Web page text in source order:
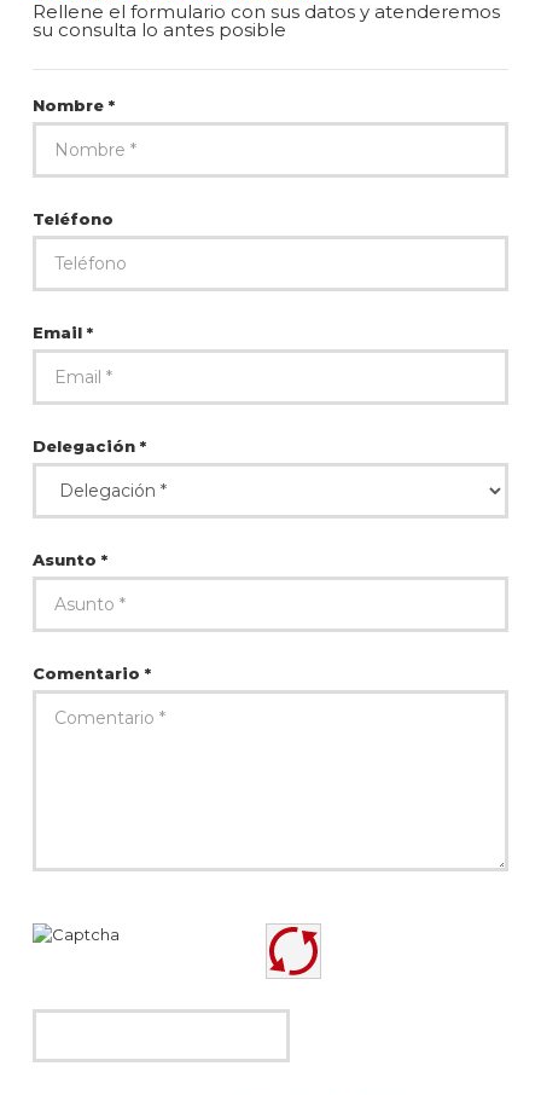
Rellene el formulario con sus datos y atenderemos
su consulta lo antes posible
Nombre *
Teléfono
Email *
Delegación *
Asunto *
Comentario *